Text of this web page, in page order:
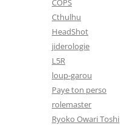
COPS
Cthulhu
HeadShot
jiderologie
L5R
loup-garou
Paye ton perso
rolemaster
Ryoko Owari Toshi